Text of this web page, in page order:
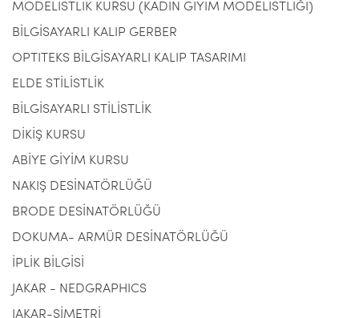
MODELİSTLİK KURSU (KADIN GİYİM MODELİSTLİĞİ)
BİLGİSAYARLI KALIP GERBER
OPTITEKS BİLGİSAYARLI KALIP TASARIMI
ELDE STİLİSTLİK
BİLGİSAYARLI STİLİSTLİK
DİKİŞ KURSU
ABİYE GİYİM KURSU
NAKIŞ DESİNATÖRLÜĞÜ
BRODE DESİNATÖRLÜĞÜ
DOKUMA- ARMÜR DESİNATÖRLÜĞÜ
İPLİK BİLGİSİ
JAKAR - NEDGRAPHICS
JAKAR-SİMETRİ